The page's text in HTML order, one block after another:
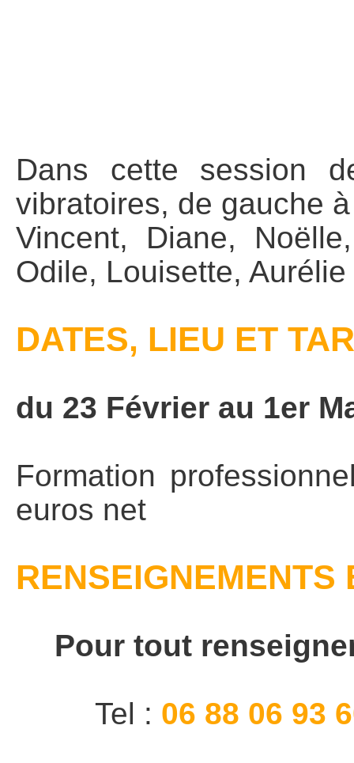
Dans cette session
vibratoires, de gauche
Vincent, Diane,
Odile, Louisette,
DATES, LIEU ET
du 23 Février au 1er
Formation
euros net
RENSEIGNEMENTS
Pour tout
Tel : 06 88 06 93